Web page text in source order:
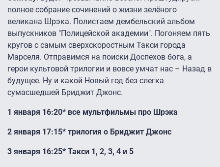
полное собрание сочинений о жизни зелёного
великана Шрэка. Полистаем дембельский альбом
выпускников "Полицейской академии". Погоняем пять
кругов с самым сверхскоростным Такси города
Марселя. Отправимся на поиски Доспехов бога, а
герои культовой трилогии и вовсе умчат нас – Назад в
будущее. Ну и какой Новый год без слегка
сумасшедшей Бриджит Джонс.
1 января 16:20* все мультфильмы про Шрэка
2 января 17:15* трилогия о Бриджит Джонс
3 января 16:25* Такси 1, 2, 3, 4 и 5